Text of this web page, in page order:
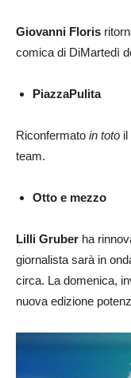
Giovanni Floris
comica di DiMartedì
PiazzaPulita
Riconfermato in toto il
team.
Otto e mezzo
Lilli Gruber ha
giornalista sarà in
circa. La domenica,
nuova edizione